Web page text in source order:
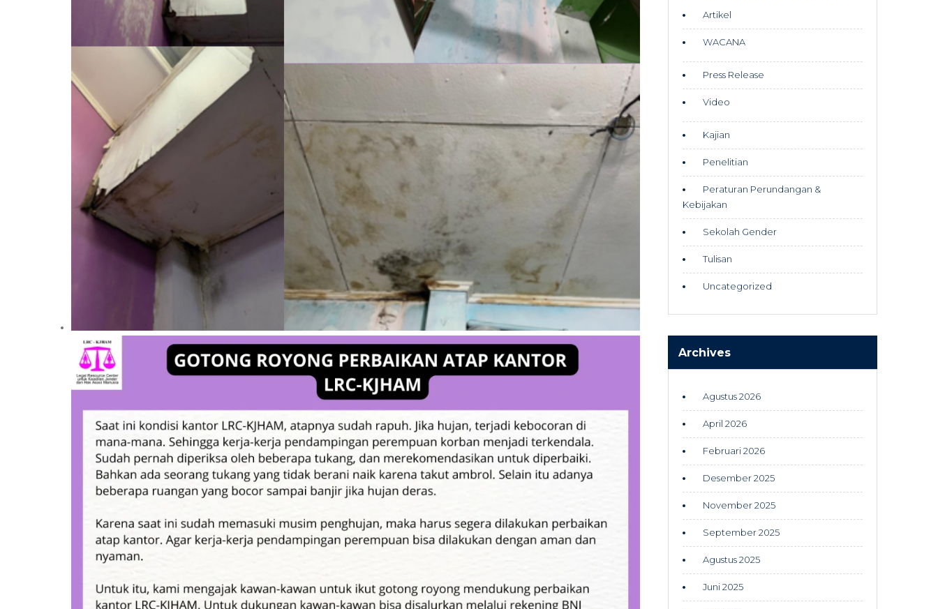
Artikel
WACANA
Press Release
Video
Kajian
Penelitian
Peraturan Perundangan &
Kebijakan
Sekolah Gender
Tulisan
Uncategorized
Archives
Agustus 2026
April 2026
Februari 2026
Desember 2025
November 2025
September 2025
Agustus 2025
Juni 2025